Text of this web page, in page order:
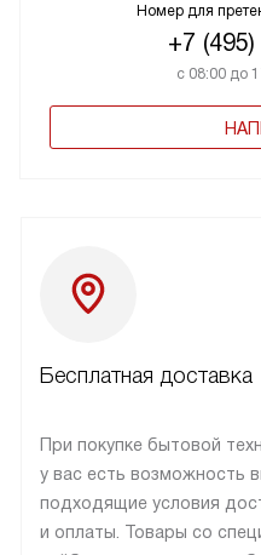
Номер для
+7
с 08:00 до
Бесплатная доставка
При покупке бытовой
у вас есть возможность
подходящие условия
и оплаты. Товары со